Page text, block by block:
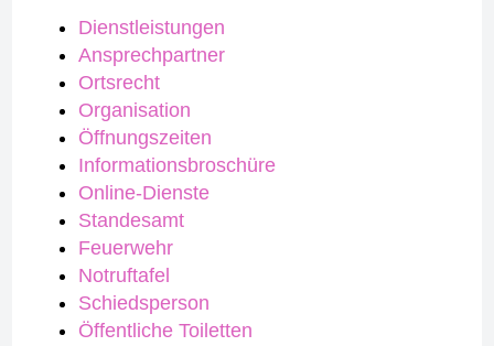
Dienstleistungen
Ansprechpartner
Ortsrecht
Organisation
Öffnungszeiten
Informationsbroschüre
Online-Dienste
Standesamt
Feuerwehr
Notruftafel
Schiedsperson
Öffentliche Toiletten